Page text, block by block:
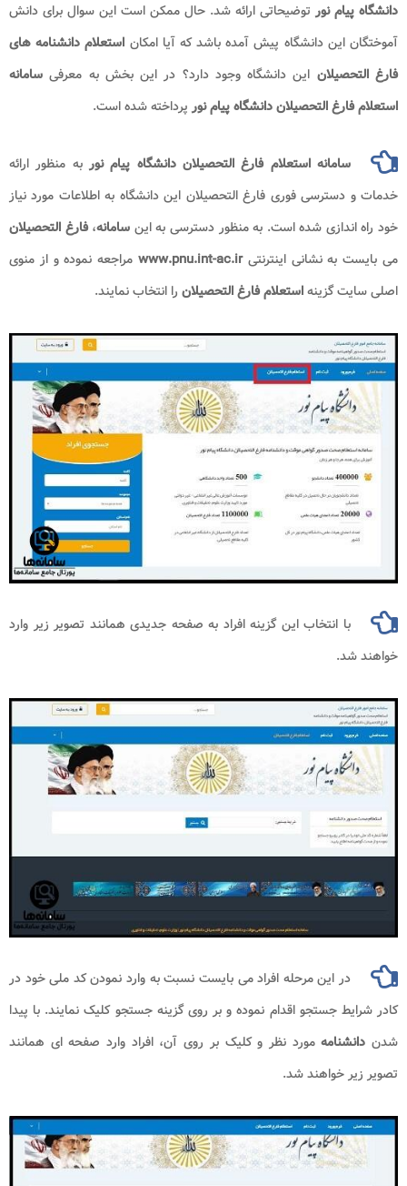
دانشگاه پیام نور توضیحاتی ارائه شد. حال ممکن است این سوال برای دانش
آموختگان این دانشگاه پیش آمده باشد که آیا امکان استعلام دانشنامه های
فارغ التحصیلان این دانشگاه وجود دارد؟ در این بخش به معرفی سامانه
استعلام فارغ التحصیلان دانشگاه پیام نورپرداخته شده است.
سامانه استعلام فارغ التحصیلان دانشگاه پیام نوربه منظور ارائه
خدمات و دسترسی فوری فارغ التحصیلان این دانشگاه به اطلاعات مورد نیاز
خود راه اندازی شده است. به منظور دسترسی به این سامانه،فارغ التحصیلان
می بایست به نشانی اینترنتی www.pnu.int-ac.ir
مراجعه نموده و از منوی
اصلی سایت گزینهاستعلام فارغ التحصیلان را انتخاب نمایند.
با انتخاب این گزینه افراد به صفحه جدیدی همانند تصویر زیر وارد
خواهند شد.
در این مرحله افراد می بایست نسبت به وارد نمودن کد ملی خود در
کادر شرایط جستجو اقدام نموده و بر روی گزینه جستجو کلیک نمایند. با پیدا
شدن دانشنامهمورد نظر و کلیک بر روی آن، افراد وارد صفحه ای همانند
تصویر زیر خواهند شد.